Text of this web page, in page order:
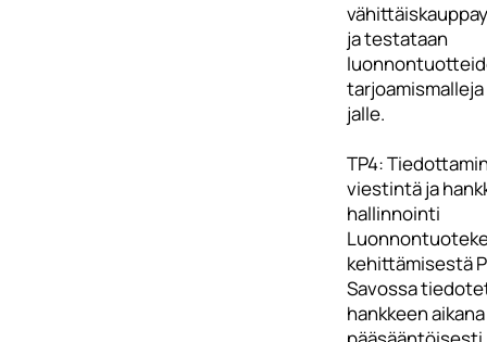
ja testataan
jalle.
TP4:
viestintä ja
hallinnointi
kehittämisestä
Savossa
hankkeen aikana